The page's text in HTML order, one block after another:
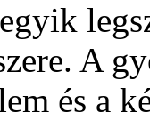
A
és a